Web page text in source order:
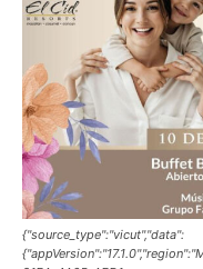
{"source_type":"vicut","data":